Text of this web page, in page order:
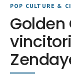
POP CULTURE &
Golden